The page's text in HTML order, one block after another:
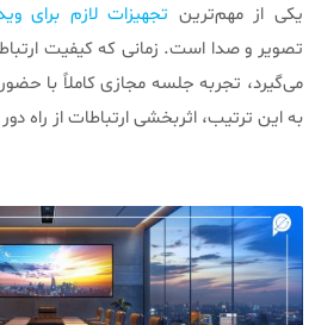
یکی از مهم‌ترین تجهیزات لازم برای
می‌گیرد، تجربه جلسه مجازی کاملاً با
به این ترتیب، اثربخشی ارتباطات از راه